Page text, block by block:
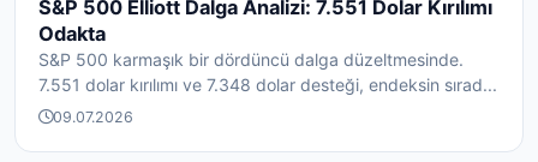
S&P 500 Elliott Dalga Analizi: 7.551 Dolar Kırılımı
Odakta
S&P 500 karmaşık bir dördüncü dalga düzeltmesinde.
7.551 dolar kırılımı ve 7.348 dolar desteği, endeksin sırad...
09.07.2026